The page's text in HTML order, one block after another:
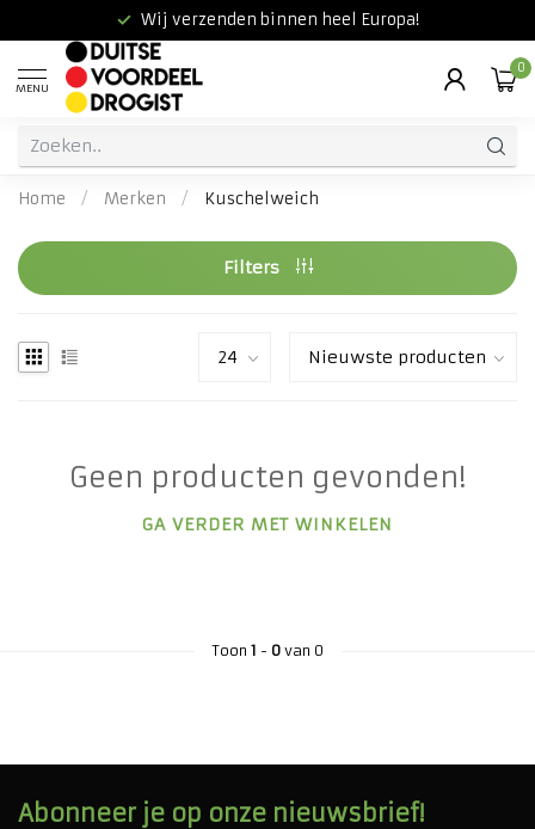
Wij verzenden binnen heel Europa!
MENU
0
Home / Merken / Kuschelweich
Filters
Geen producten gevonden!
GA VERDER MET WINKELEN
Toon 1 - 0van 0
Abonneer je op onze nieuwsbrief!